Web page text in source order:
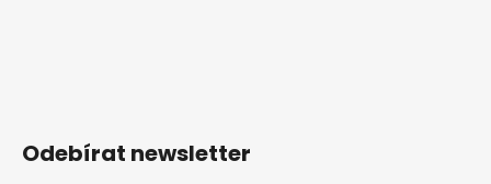
Odebírat newsletter